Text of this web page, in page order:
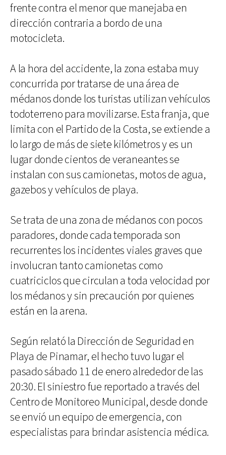
frente contra el menor que manejaba en
dirección contraria a bordo de una
motocicleta.
A la hora del accidente, la zona estaba muy
concurrida por tratarse de una área de
médanos donde los turistas utilizan vehículos
todoterreno para movilizarse. Esta franja, que
limita con el Partido de la Costa, se extiende a
lo largo de más de siete kilómetros y es un
lugar donde cientos de veraneantes se
instalan con sus camionetas, motos de agua,
gazebos y vehículos de playa.
Se trata de una zona de médanos con pocos
paradores, donde cada temporada son
recurrentes los incidentes viales graves que
involucran tanto camionetas como
cuatriciclos que circulan a toda velocidad por
los médanos y sin precaución por quienes
están en la arena.
Según relató la Dirección de Seguridad en
Playa de Pinamar, el hecho tuvo lugar el
pasado sábado 11 de enero alrededor de las
20:30. El siniestro fue reportado a través del
Centro de Monitoreo Municipal, desde donde
se envió un equipo de emergencia, con
especialistas para brindar asistencia médica.